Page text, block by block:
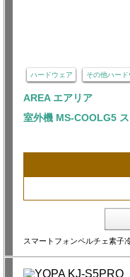
ハードウェア その他ハード
AREA エアリア
室外機 MS-COOLG5
スマートフォンペルチェ素子